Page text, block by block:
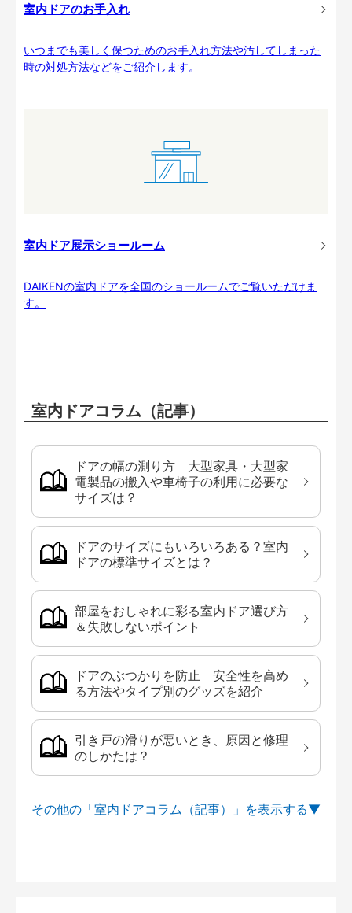
室内ドアのお手入れ
いつまでも美しく保つためのお手入れ方法や汚してしまった
時の対処方法などをご紹介します。
室内ドア展示ショールーム
DAIKENの室内ドアを全国のショールームでご覧いただけま
す。
室内ドアコラム（記事）
ドアの幅の測り方 大型家具・大型家
電製品の搬入や車椅子の利用に必要な
サイズは？
ドアのサイズにもいろいろある？室内
ドアの標準サイズとは？
部屋をおしゃれに彩る室内ドア選び方
＆失敗しないポイント
ドアのぶつかりを防止 安全性を高め
る方法やタイプ別のグッズを紹介
引き戸の滑りが悪いとき、原因と修理
のしかたは？
その他の「室内ドアコラム（記事）」を